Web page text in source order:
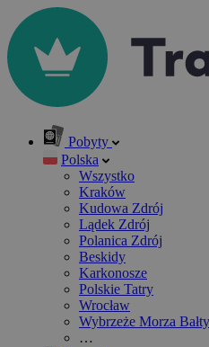
Pobyty
Polska
Wszystko
Kraków
Kudowa Zdrój
Lądek Zdrój
Polanica Zdrój
Beskidy
Karkonosze
Polskie Tatry
Wrocław
Wybrzeże Morza
…